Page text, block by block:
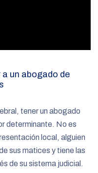
un abogado de
tener un abogado
determinante. No es
local, alguien
sus matices y tiene las
de su sistema judicial.